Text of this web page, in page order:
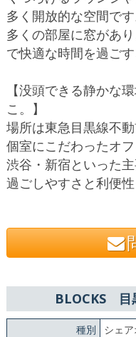
多く開放的な空間です
多くの部屋に窓があ
で快適な時間を過ごす
【没頭できる静かな
こ。】
場所は東急目黒線不動
個室にこだわったオ
渋谷・新宿といった
過ごしやすさと利便
BLOCKS 目
種別
シェ